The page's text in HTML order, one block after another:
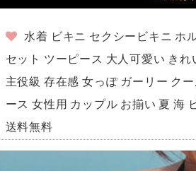
水着 ビキニ セクシービキニ ホ
セット ツーピース 大人可愛い き
主役級 存在感 女っぽ ガーリー ク
ース 女性用 カップル お揃い 夏 海
送料無料